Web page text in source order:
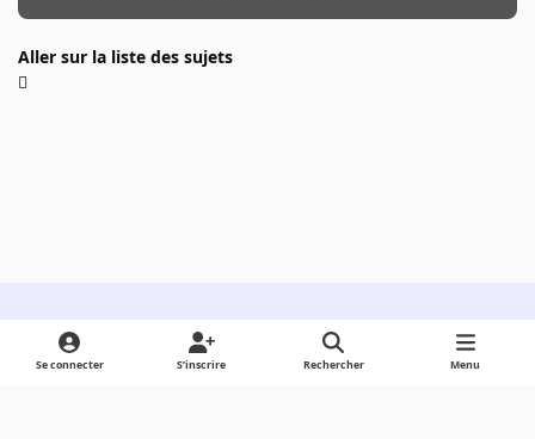
Aller sur la liste des sujets
Light ModeDark ModeSystem Preference
Se connecter S’inscrire Rechercher Menu